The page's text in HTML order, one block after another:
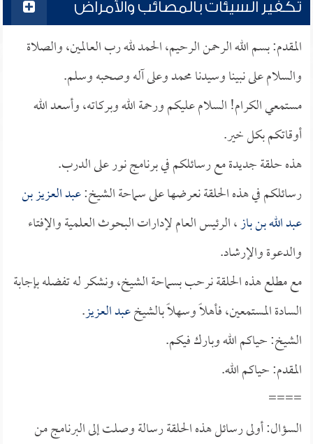
تكفير السيئات بالمصائب والأمراض
المقدم: بسم الله الرحمن الرحيم، الحمد لله رب العالمين، والصلاة
والسلام على نبينا وسيدنا محمد وعلى آله وصحبه وسلم.
مستمعي الكرام! السلام عليكم ورحمة الله وبركاته، وأسعد الله
أوقاتكم بكل خير.
هذه حلقة جديدة مع رسائلكم في برنامج نور على الدرب.
رسائلكم في هذه الحلقة نعرضها على سماحة الشيخ:عبد العزيز بن
عبد الله بن باز، الرئيس العام لإدارات البحوث العلمية والإفتاء
والدعوة والإرشاد.
مع مطلع هذه الحلقة نرحب بسماحة الشيخ، ونشكر له تفضله بإجابة
السادة المستمعين، فأهلاً وسهلاً بالشيخعبد العزيز.
الشيخ: حياكم الله وبارك فيكم.
المقدم: حياكم الله.
====
السؤال: أولى رسائل هذه الحلقة رسالة وصلت إلى البرنامج من